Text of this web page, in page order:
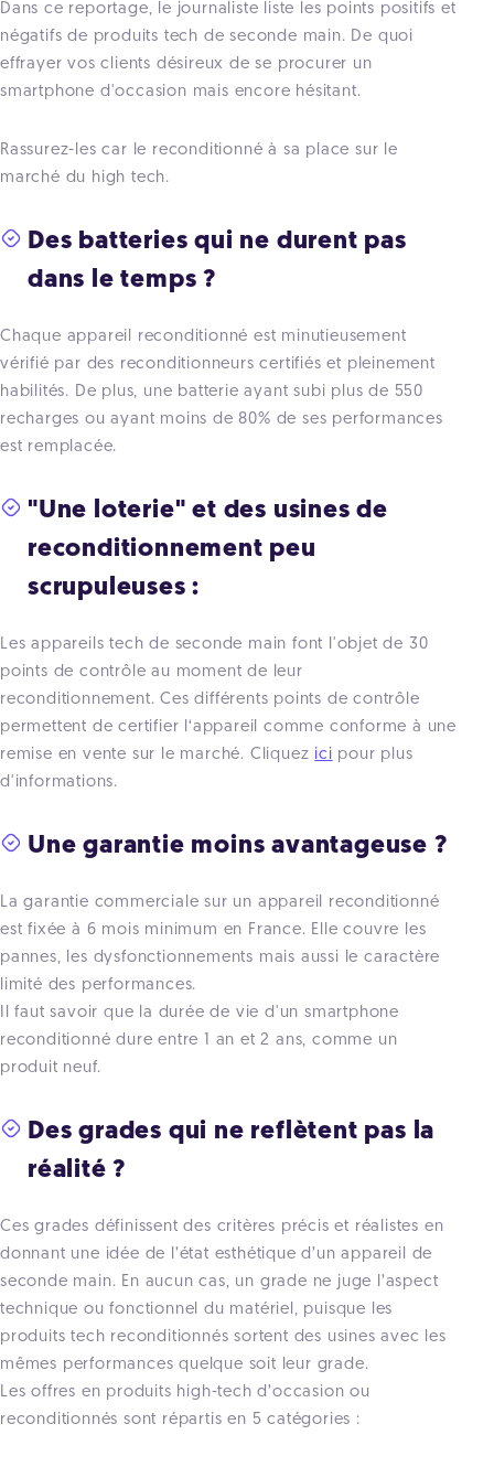
Dans ce reportage, le journaliste liste les points positifs et
négatifs de produits tech de seconde main. De quoi
effrayer vos clients désireux de se procurer un
smartphone d'occasion mais encore hésitant.
Rassurez-les car le reconditionné à sa place sur le
marché du high tech.
Des batteries qui ne durent pas
dans le temps ?
Chaque appareil reconditionné est minutieusement
vérifié par des reconditionneurs certifiés et pleinement
habilités. De plus, une batterie ayant subi plus de 550
recharges ou ayant moins de 80% de ses performances
est remplacée.
"Une loterie" et des usines de
reconditionnement peu
scrupuleuses :
Les appareils tech de seconde main font l'objet de 30
points de contrôle au moment de leur
reconditionnement. Ces différents points de contrôle
permettent de certifier l‘appareil comme conforme à une
remise en vente sur le marché. Cliquez ici pour plus
d'informations.
Une garantie moins avantageuse ?
La garantie commerciale sur un appareil reconditionné
est fixée à 6 mois minimum en France. Elle couvre les
pannes, les dysfonctionnements mais aussi le caractère
limité des performances.
Il faut savoir que la durée de vie d'un smartphone
reconditionné dure entre 1 an et 2 ans, comme un
produit neuf.
Des grades qui ne reflètent pas la
réalité ?
Ces grades définissent des critères précis et réalistes en
donnant une idée de l’état esthétique d’un appareil de
seconde main. En aucun cas, un grade ne juge l’aspect
technique ou fonctionnel du matériel, puisque les
produits tech reconditionnés sortent des usines avec les
mêmes performances quelque soit leur grade.
Les offres en produits high-tech d’occasion ou
reconditionnés sont répartis en 5 catégories :